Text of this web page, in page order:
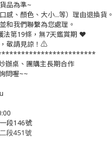
品為準~
感、顏色、大小...等）理由退換貨。
和我們聯繫為您處理。
第19條，無7天鑑賞期 ❤️
敬請見諒！⚠️
辦桌、團購主長期合作
問喔~~
段146號
段451號